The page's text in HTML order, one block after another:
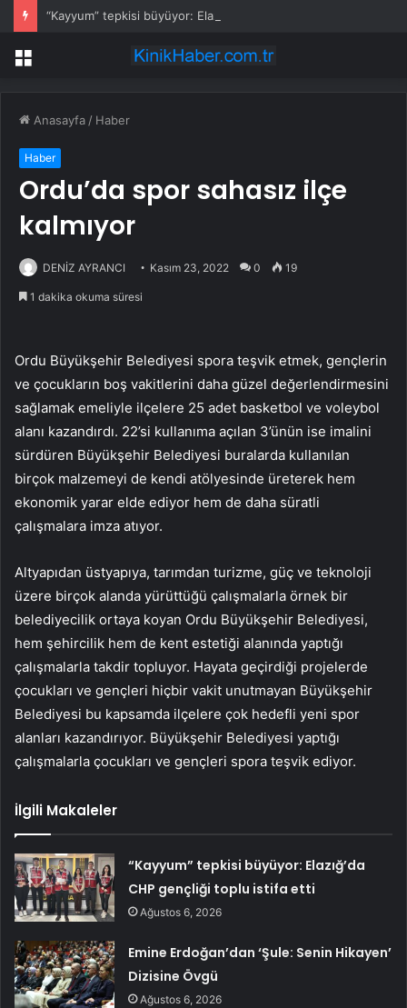
Menü
Anasayfa / Haber
Haber
Ordu’da spor sahasız ilçe
kalmıyor
DENİZ AYRANCI Kasım 23, 2022 0 19
1 dakika okuma süresi
Ordu Büyükşehir Belediyesi spora teşvik etmek, gençlerin
ve çocukların boş vakitlerini daha güzel değerlendirmesini
sağlamak emeliyle ilçelere 25 adet basketbol ve voleybol
alanı kazandırdı. 22’si kullanıma açılan 3’ünün ise imalini
sürdüren Büyükşehir Belediyesi buralarda kullanılan
birçok malzemeyi de kendi atölyesinde üreterek hem
ekonomik yarar elde ediyor hem de daha süratli
çalışmalara imza atıyor.
Altyapıdan üstyapıya, tarımdan turizme, güç ve teknoloji
üzere birçok alanda yürüttüğü çalışmalarla örnek bir
belediyecilik ortaya koyan Ordu Büyükşehir Belediyesi,
hem şehircilik hem de kent estetiği alanında yaptığı
çalışmalarla takdir topluyor. Hayata geçirdiği projelerde
çocukları ve gençleri hiçbir vakit unutmayan Büyükşehir
Belediyesi bu kapsamda ilçelere çok hedefli yeni spor
alanları kazandırıyor. Büyükşehir Belediyesi yaptığı
çalışmalarla çocukları ve gençleri spora teşvik ediyor.
İlgili Makaleler
“Kayyum” tepkisi büyüyor: Elazığ’da
CHP gençliği toplu istifa etti
Ağustos 6, 2026
Emine Erdoğan’dan ‘Şule: Senin Hikayen’
Dizisine Övgü
Ağustos 6, 2026